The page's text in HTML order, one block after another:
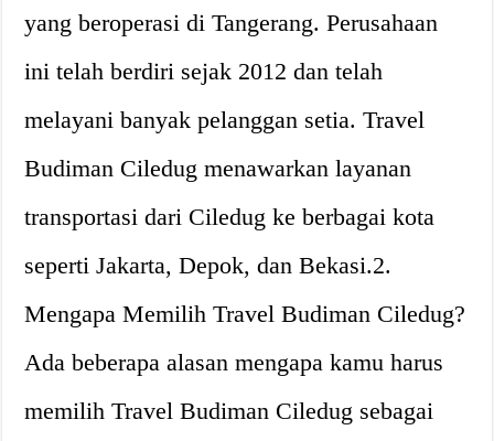
yang beroperasi di Tangerang. Perusahaan
ini telah berdiri sejak 2012 dan telah
melayani banyak pelanggan setia. Travel
Budiman Ciledug menawarkan layanan
transportasi dari Ciledug ke berbagai kota
seperti Jakarta, Depok, dan Bekasi.2.
Mengapa Memilih Travel Budiman Ciledug?
Ada beberapa alasan mengapa kamu harus
memilih Travel Budiman Ciledug sebagai